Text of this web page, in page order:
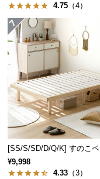
セ
ル
つ
て
保
証
に
つ
い
て
同シリーズの
が生まれ、す
になります。
4.75 （4）
[SS/S/SD/D/Q/K] す
¥9,998
4.33 （3）